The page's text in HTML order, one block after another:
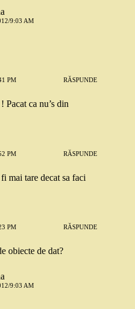
9:03 AM
PM RĂSPUNDE
Pacat ca nu’s din
PM RĂSPUNDE
mai tare decat sa faci
PM RĂSPUNDE
obiecte de dat?
9:03 AM